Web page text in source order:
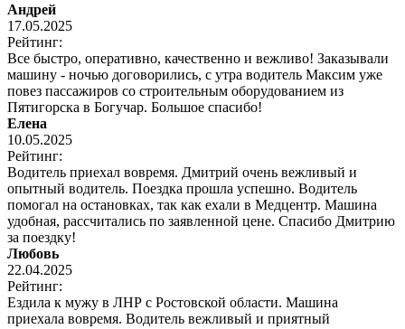
Андрей
17.05.2025
Рейтинг:
Все быстро, оперативно, качественно и вежливо! Заказывали
машину - ночью договорились, с утра водитель Максим уже
повез пассажиров со строительным оборудованием из
Пятигорска в Богучар. Большое спасибо!
Елена
10.05.2025
Рейтинг:
Водитель приехал вовремя. Дмитрий очень вежливый и
опытный водитель. Поездка прошла успешно. Водитель
помогал на остановках, так как ехали в Медцентр. Машина
удобная, рассчитались по заявленной цене. Спасибо Дмитрию
за поездку!
Любовь
22.04.2025
Рейтинг:
Ездила к мужу в ЛНР с Ростовской области. Машина
приехала вовремя. Водитель вежливый и приятный